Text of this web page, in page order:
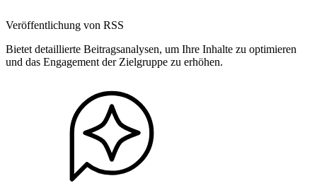
Veröffentlichung von RSS
Bietet detaillierte Beitragsanalysen, um Ihre Inhalte zu optimieren
und das Engagement der Zielgruppe zu erhöhen.